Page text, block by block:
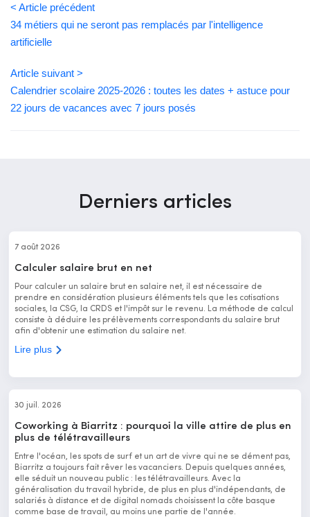
< Article précédent
34 métiers qui ne seront pas remplacés par l'intelligence
artificielle
Article suivant >
Calendrier scolaire 2025-2026 : toutes les dates + astuce pour
22 jours de vacances avec 7 jours posés
Derniers articles
7 août 2026
Calculer salaire brut en net
Pour calculer un salaire brut en salaire net, il est nécessaire de
prendre en considération plusieurs éléments tels que les cotisations
sociales, la CSG, la CRDS et l'impôt sur le revenu. La méthode de calcul
consiste à déduire les prélèvements correspondants du salaire brut
afin d'obtenir une estimation du salaire net.
Lire plus
30 juil. 2026
Coworking à Biarritz : pourquoi la ville attire de plus en
plus de télétravailleurs
Entre l'océan, les spots de surf et un art de vivre qui ne se dément pas,
Biarritz a toujours fait rêver les vacanciers. Depuis quelques années,
elle séduit un nouveau public : les télétravailleurs. Avec la
généralisation du travail hybride, de plus en plus d'indépendants, de
salariés à distance et de digital nomads choisissent la côte basque
comme base de travail, au moins une partie de l'année.